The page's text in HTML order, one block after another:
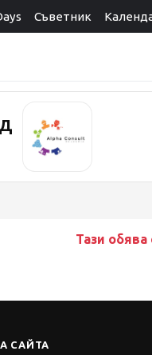
Съветник
Тази обява
САЙТА